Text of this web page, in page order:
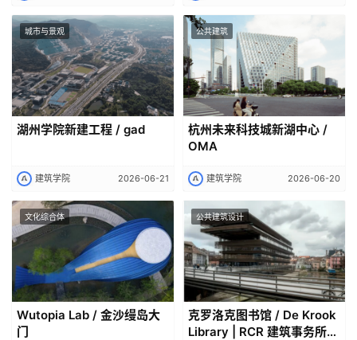
城市与景观
湖州学院新建工程 / gad
建筑学院 2026-06-21
公共建筑
杭州未来科技城新湖中心 /
OMA
建筑学院 2026-06-20
文化综合体
Wutopia Lab / 金沙缦岛大
门
公共建筑设计
克罗洛克图书馆 / De Krook
Library | RCR 建筑事务所｜